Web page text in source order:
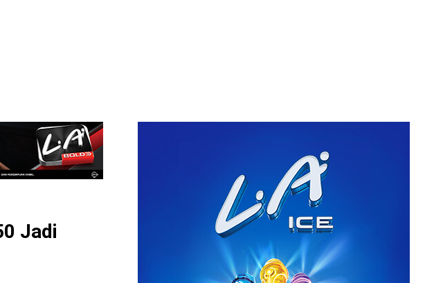
Jadi